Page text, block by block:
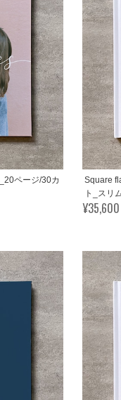
ページ/30カ
Square
ト_スリ
¥35,600